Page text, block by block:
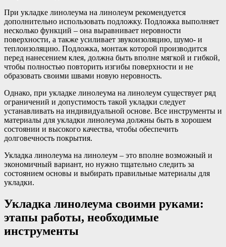
При укладке линолеума на линолеум рекомендуется
дополнительно использовать подложку. Подложка выполняет
несколько функций – она выравнивает неровности
поверхности, а также усиливает звукоизоляцию, шумо- и
теплоизоляцию. Подложка, монтаж которой производится
перед нанесением клея, должна быть вполне мягкой и гибкой,
чтобы полностью повторить изгибы поверхности и не
образовать своими швами новую неровность.
Однако, при укладке линолеума на линолеум существует ряд
ограничений и допустимость такой укладки следует
устанавливать на индивидуальной основе. Все инструменты и
материалы для укладки линолеума должны быть в хорошем
состоянии и высокого качества, чтобы обеспечить
долговечность покрытия.
Укладка линолеума на линолеум – это вполне возможный и
экономичный вариант, но нужно тщательно следить за
состоянием основы и выбирать правильные материалы для
укладки.
Укладка линолеума своими руками:
этапы работы, необходимые
инструменты